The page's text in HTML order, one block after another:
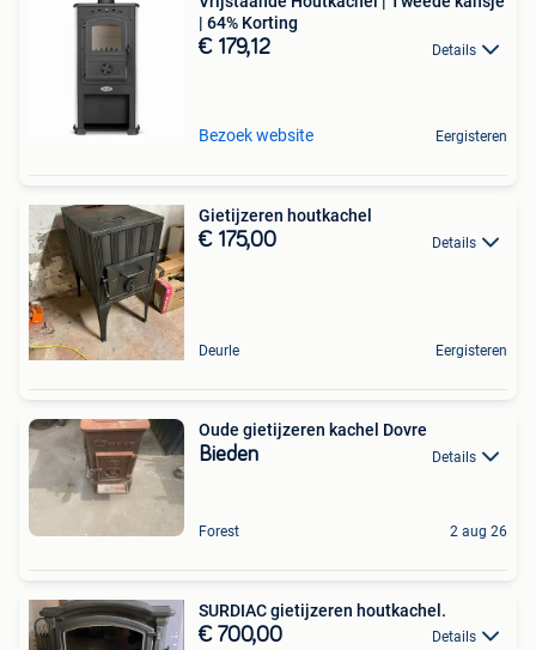
| 64% Korting
€ 179,12 Details
Bezoek website Eergisteren
Gietijzeren houtkachel
€ 175,00 Details
Deurle Eergisteren
Oude gietijzeren kachel Dovre
Bieden Details
Forest 2 aug 26
SURDIAC gietijzeren houtkachel.
€ 700,00 Details